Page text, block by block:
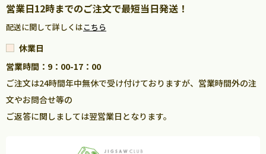
営業日12時までのご注文で最短当日発送！
配送に関して詳しくはこちら
休業日
営業時間：9：00-17：00
ご注文は24時間年中無休で受け付けておりますが、営業時間外の注
文やお問合せ等の
ご返答に関しましては翌営業日となります。